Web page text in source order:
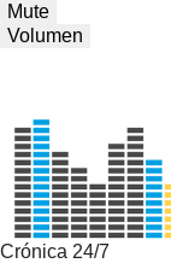
Mute
Volumen
Crónica 24/7